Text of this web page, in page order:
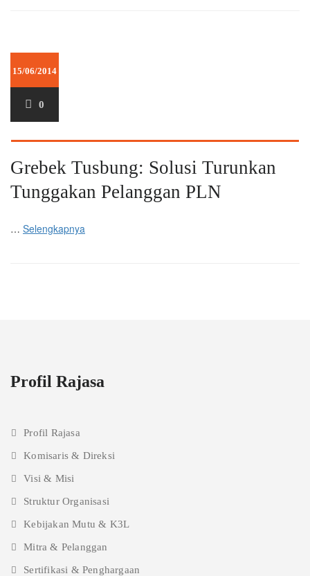
15/06/2014
0
Grebek Tusbung: Solusi Turunkan
Tunggakan Pelanggan PLN
… Selengkapnya
Profil Rajasa
Profil Rajasa
Komisaris & Direksi
Visi & Misi
Struktur Organisasi
Kebijakan Mutu & K3L
Mitra & Pelanggan
Sertifikasi & Penghargaan